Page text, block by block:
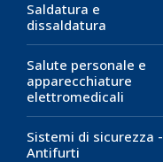
Saldatura e
dissaldatura
Salute personale e
apparecchiature
elettromedicali
Sistemi di sicurezza -
Antifurti